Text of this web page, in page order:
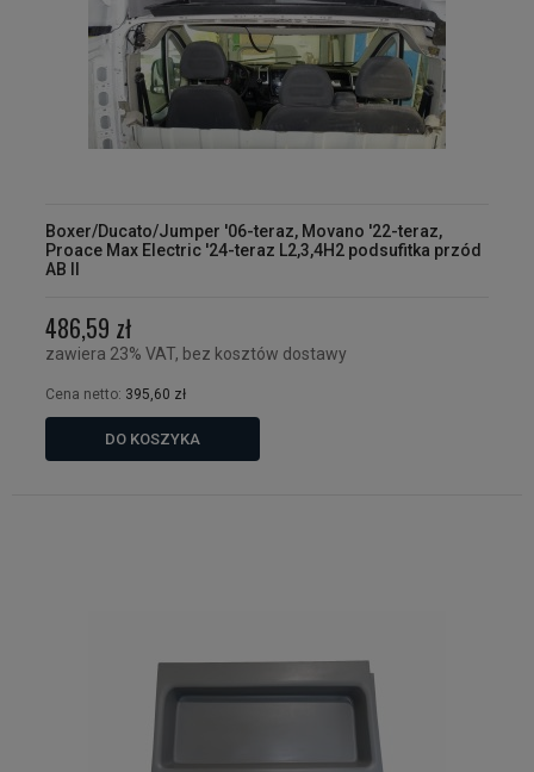
Boxer/Ducato/Jumper '06-teraz, Movano '22-teraz,
Proace Max Electric '24-teraz L2,3,4H2 podsufitka przód
AB II
486,59 zł
zawiera 23% VAT, bez kosztów dostawy
Cena netto: 395,60 zł
DO KOSZYKA